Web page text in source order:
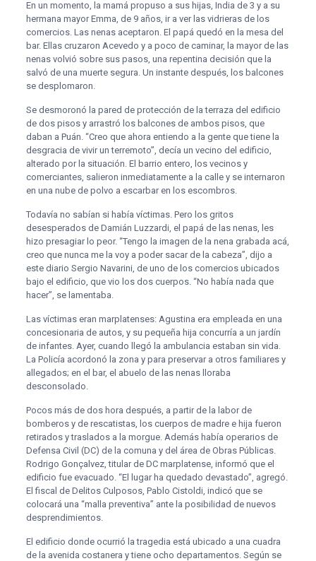
En un momento, la mamá propuso a sus hijas, India de 3 y a su
hermana mayor Emma, de 9 años, ir a ver las vidrieras de los
comercios. Las nenas aceptaron. El papá quedó en la mesa del
bar. Ellas cruzaron Acevedo y a poco de caminar, la mayor de las
nenas volvió sobre sus pasos, una repentina decisión que la
salvó de una muerte segura. Un instante después, los balcones
se desplomaron.
Se desmoronó la pared de protección de la terraza del edificio
de dos pisos y arrastró los balcones de ambos pisos, que
daban a Puán. “Creo que ahora entiendo a la gente que tiene la
desgracia de vivir un terremoto”, decía un vecino del edificio,
alterado por la situación. El barrio entero, los vecinos y
comerciantes, salieron inmediatamente a la calle y se internaron
en una nube de polvo a escarbar en los escombros.
Todavía no sabían si había víctimas. Pero los gritos
desesperados de Damián Luzzardi, el papá de las nenas, les
hizo presagiar lo peor. “Tengo la imagen de la nena grabada acá,
creo que nunca me la voy a poder sacar de la cabeza”, dijo a
este diario Sergio Navarini, de uno de los comercios ubicados
bajo el edificio, que vio los dos cuerpos. “No había nada que
hacer”, se lamentaba.
Las víctimas eran marplatenses: Agustina era empleada en una
concesionaria de autos, y su pequeña hija concurría a un jardín
de infantes. Ayer, cuando llegó la ambulancia estaban sin vida.
La Policía acordonó la zona y para preservar a otros familiares y
allegados; en el bar, el abuelo de las nenas lloraba
desconsolado.
Pocos más de dos hora después, a partir de la labor de
bomberos y de rescatistas, los cuerpos de madre e hija fueron
retirados y traslados a la morgue. Además había operarios de
Defensa Civil (DC) de la comuna y del área de Obras Públicas.
Rodrigo Gonçalvez, titular de DC marplatense, informó que el
edificio fue evacuado. “El lugar ha quedado devastado”, agregó.
El fiscal de Delitos Culposos, Pablo Cistoldi, indicó que se
colocará una “malla preventiva” ante la posibilidad de nuevos
desprendimientos.
El edificio donde ocurrió la tragedia está ubicado a una cuadra
de la avenida costanera y tiene ocho departamentos. Según se